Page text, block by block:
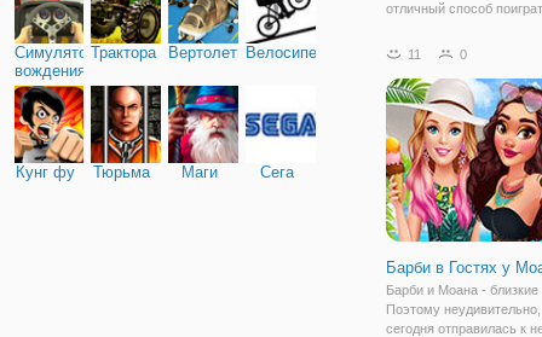
Симулятор
вождения
Трактора ВертолетыВелосипед
Кунг фу Тюрьма Маги Сега
отличный способ
Игра позволяет изучать
строить дом, развивая
воображение у
11 0
Барби в Гостях у
Барби и Моана - близкие
Поэтому
сегодня отправилась к